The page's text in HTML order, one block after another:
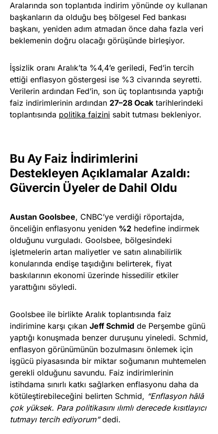
Aralarında son toplantıda indirim yönünde oy kullanan
başkanların da olduğu beş bölgesel Fed bankası
başkanı, yeniden adım atmadan önce daha fazla veri
beklemenin doğru olacağı görüşünde birleşiyor.
İşsizlik oranı Aralık’ta %4,4’e geriledi, Fed’in tercih
ettiği enflasyon göstergesi ise %3 civarında seyretti.
Verilerin ardından Fed’in, son üç toplantısında yaptığı
faiz indirimlerinin ardından 27–28 Ocak tarihlerindeki
toplantısında politika faizini sabit tutması bekleniyor.
Bu Ay Faiz İndirimlerini
Destekleyen Açıklamalar Azaldı:
Güvercin Üyeler de Dahil Oldu
Austan Goolsbee, CNBC’ye verdiği röportajda,
önceliğin enflasyonu yeniden %2 hedefine indirmek
olduğunu vurguladı. Goolsbee, bölgesindeki
işletmelerin artan maliyetler ve satın alınabilirlik
konularında endişe taşıdığını belirterek, fiyat
baskılarının ekonomi üzerinde hissedilir etkiler
yarattığını söyledi.
Goolsbee ile birlikte Aralık toplantısında faiz
indirimine karşı çıkan Jeff Schmid de Perşembe günü
yaptığı konuşmada benzer duruşunu yineledi. Schmid,
enflasyon görünümünün bozulmasını önlemek için
işgücü piyasasında bir miktar soğumanın muhtemelen
gerekli olduğunu savundu. Faiz indirimlerinin
istihdama sınırlı katkı sağlarken enflasyonu daha da
kötüleştirebileceğini belirten Schmid, “Enflasyon hâlâ
çok yüksek. Para politikasını ılımlı derecede kısıtlayıcı
tutmayı tercih ediyorum”dedi.